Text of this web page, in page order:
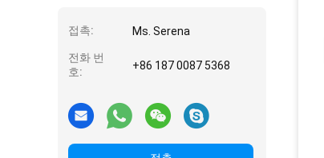
접촉: Ms. Serena
전화 번
호:
+86 187 0087 5368